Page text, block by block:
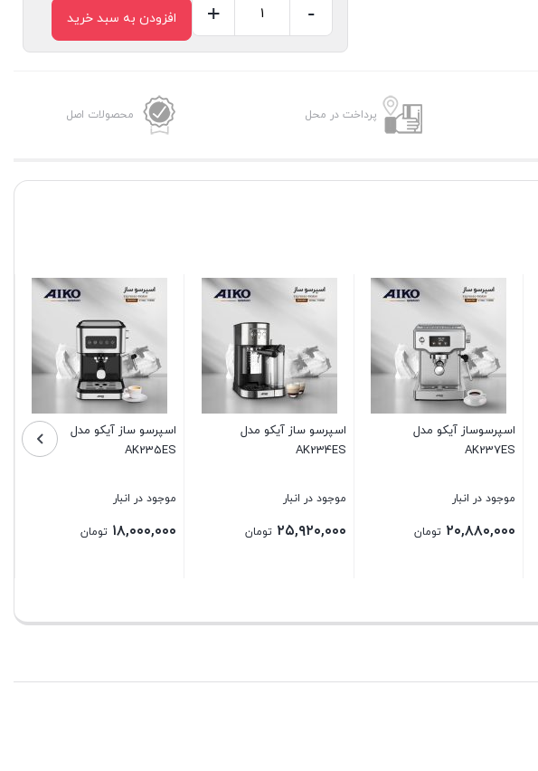
AK238EM
-
+ افزودن به سبد خرید
پرداخت در محل محصولات اصل
اسپرسو ساز آیکو مدل
AK235ES
موجود در انبار
۱۸,۰۰۰,۰۰۰ تومان
اسپرسو ساز آیکو مدل
AK222ES
موجود در انبار
۱۵,۶۰۰,۰۰۰ تومان
اسپرسوساز AK239ES
موجود در انبار
۲۹,۶۰۰,۰۰۰ تومان